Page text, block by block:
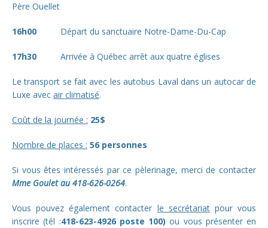
Père Ouellet
16h00 Départ du sanctuaire Notre-Dame-Du-Cap
17h30 Arrivée à Québec arrêt aux quatre églises
Le transport se fait avec les autobus Laval dans un autocar de
Luxe avec air climatisé.
Coût de la journée : 25$
Nombre de places : 56 personnes
Si vous êtes intéressés par ce pèlerinage, merci de contacter
Mme Goulet au 418-626-0264.
Vous pouvez également contacter le secrétariatpour vous
inscrire (tél :418-623-4926 poste 100)ou vous présenter en